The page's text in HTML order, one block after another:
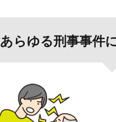
あらゆる刑事事件